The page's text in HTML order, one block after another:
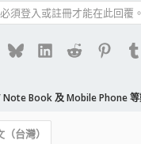
須登入或註冊才能在此回覆。
BlueskyLinkedIn
Reddit
Book 及 Mobile Phone 等
台灣）